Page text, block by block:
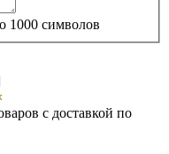
1000 символов
с доставкой по